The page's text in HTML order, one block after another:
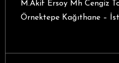
M.Akif Ersoy Mh Cengiz
Örnektepe Kağıthane –